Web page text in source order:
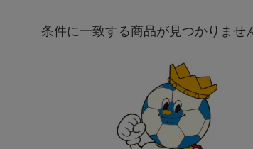
条件に一致する商品が見つかりませ